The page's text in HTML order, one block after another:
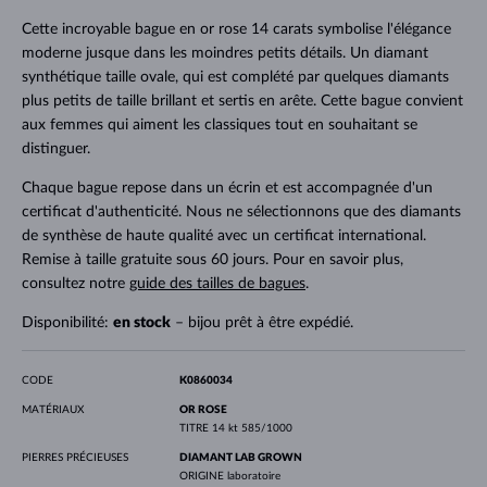
Cette incroyable bague en or rose 14 carats symbolise l'élégance
moderne jusque dans les moindres petits détails. Un diamant
synthétique taille ovale, qui est complété par quelques diamants
plus petits de taille brillant et sertis en arête. Cette bague convient
aux femmes qui aiment les classiques tout en souhaitant se
distinguer.
Chaque bague repose dans un écrin et est accompagnée d'un
certificat d'authenticité. Nous ne sélectionnons que des diamants
de synthèse de haute qualité avec un certificat international.
Remise à taille gratuite sous 60 jours. Pour en savoir plus,
consultez notre guide des tailles de bagues.
Disponibilité: en stock– bijou prêt à être expédié.
CODE K0860034
MATÉRIAUX
OR ROSE
TITRE 14 kt 585/1000
PIERRES PRÉCIEUSES
DIAMANT LAB GROWN
ORIGINE laboratoire